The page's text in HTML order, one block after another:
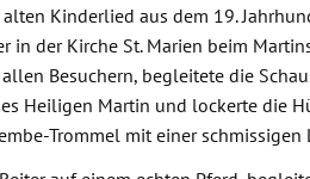
Kinderlied aus dem 19.
der Kirche St. Marien beim
Besuchern, begleitete die
Heiligen Martin und lockerte die
Trommel mit einer schmissigen